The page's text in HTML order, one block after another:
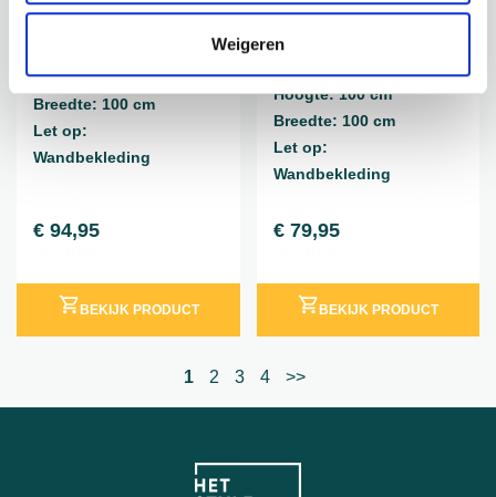
Weigeren
12038UVFR
FIJI PLANTENWAND FR
Hoogte: 100 cm
Breedte: 100 cm
Let op:
Wandbekleding
€ 94,95
BEKIJK PRODUCT
12037UVFR
BARBUDA
Hoogte: 100 cm
Breedte: 100 cm
Let op:
Wandbekleding
€79,95
BEKIJK PRODUCT
1 2 3 4 >>